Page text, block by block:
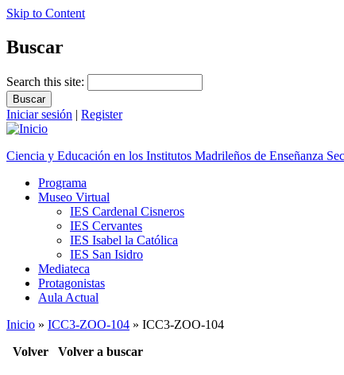
Skip to Content
Buscar
Search this site:
Iniciar sesión | Register
Ciencia y Educación en los Institutos Madrileños de Enseñanza
Programa
Museo Virtual
IES Cardenal Cisneros
IES Cervantes
IES Isabel la Católica
IES San Isidro
Mediateca
Protagonistas
Aula Actual
Inicio » ICC3-ZOO-104 » ICC3-ZOO-104
Volver Volver a buscar